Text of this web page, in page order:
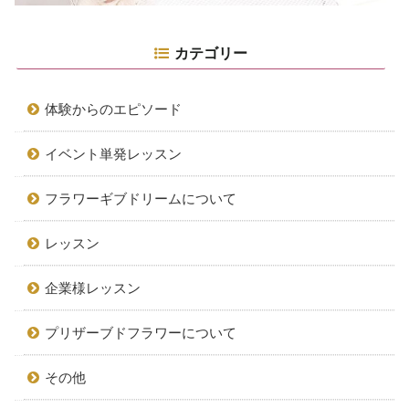
カテゴリー
体験からのエピソード
イベント単発レッスン
フラワーギブドリームについて
レッスン
企業様レッスン
プリザーブドフラワーについて
その他